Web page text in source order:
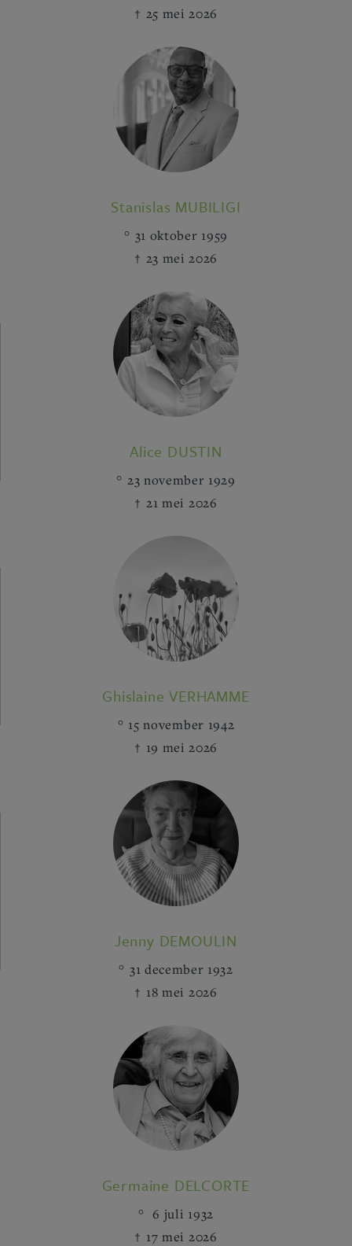
25 mei 2026
Stanislas MUBILIGI
31 oktober 1959
23 mei 2026
Alice DUSTIN
23 november 1929
21 mei 2026
Ghislaine VERHAMME
15 november 1942
19 mei 2026
Jenny DEMOULIN
31 december 1932
18 mei 2026
Germaine DELCORTE
6 juli 1932
17 mei 2026